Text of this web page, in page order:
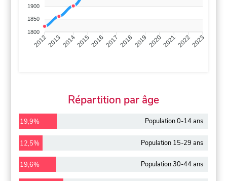
1900
1850
1800
201220132014201520162017 20182019 2020202120222023
Répartition par âge
19,9% Population 0-14 ans
12,5% Population 15-29 ans
19,6% Population 30-44 ans